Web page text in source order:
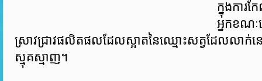
ក្នុងការ
អ្នកខណ
ស្រាវជ្រាវផលិតផលដែលស្អាតនៃឈ្មោះសត្វដែលលាក់ន
ស្មុគស្មាញ។